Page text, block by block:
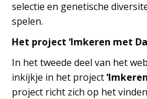
selectie en genetische
spelen.
Het project ‘Imkeren met
In het tweede deel van het
inkijkje in het project
project richt zich op het